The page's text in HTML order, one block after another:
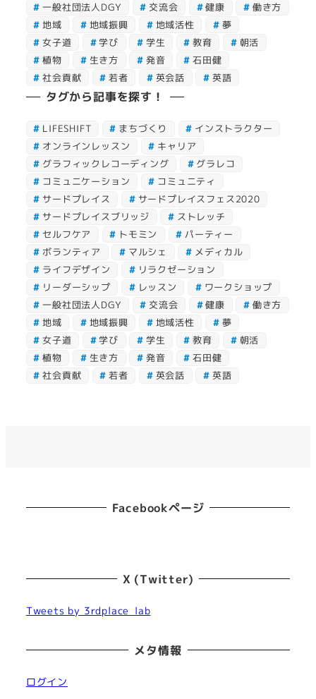
一般社団法人DGY
交流会 健康
働き方
地域
地域振興 地域活性
夢
女子道
学び 学生 教育
朝活
植物
生き方 発音
石田健
社会貢献
若者 英会話 英語
タグから記事を探す！
LIFESHIFT まちづくり
インストラクター
オンラインレッスン
キャリア
グラフィックレコーディング
グラレコ
コミュニケーション
コミュニティ
サードプレイス
サードプレイスフェス2020
サードプレイスブリッジ
ストレッチ
セルフケア
トモミン
パーティー
ボランティア
マルシェ
メディカル
ライフデザイン
リラクゼーション
リーダーシップ
レッスン
ワークショップ
一般社団法人DGY
交流会 健康
働き方
地域
地域振興 地域活性
夢
女子道
学び 学生 教育
朝活
植物
生き方 発音
石田健
社会貢献
若者 英会話 英語
Facebookページ
X (Twitter)
Tweets by 3rdplace_lab
メタ情報
ログイン